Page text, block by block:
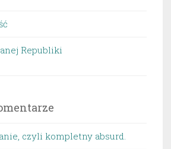
Republiki
czyli kompletny absurd.